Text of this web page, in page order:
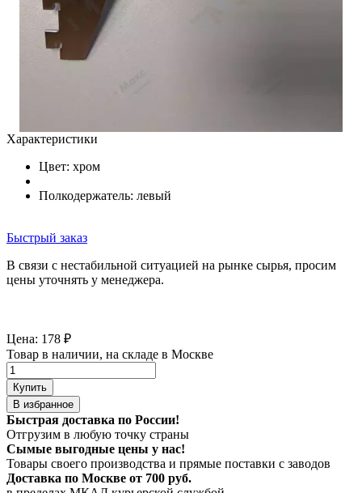
Характеристики
Цвет: хром
Полкодержатель: левый
Быстрый заказ
В связи с нестабильной ситуацией на рынке сырья, просим
цены уточнять у менеджера.
Цена: 178 ₽
Товар в наличии, на складе в Москве
Купить
В избранное
Быстрая доставка по России!
Отгрузим в любую точку страны
Сымые выгодные цены у нас!
Товары своего производства и прямые поставки с заводов
Доставка по Москве от 700 руб.